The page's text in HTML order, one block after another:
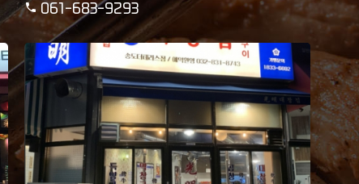
061-683-9293